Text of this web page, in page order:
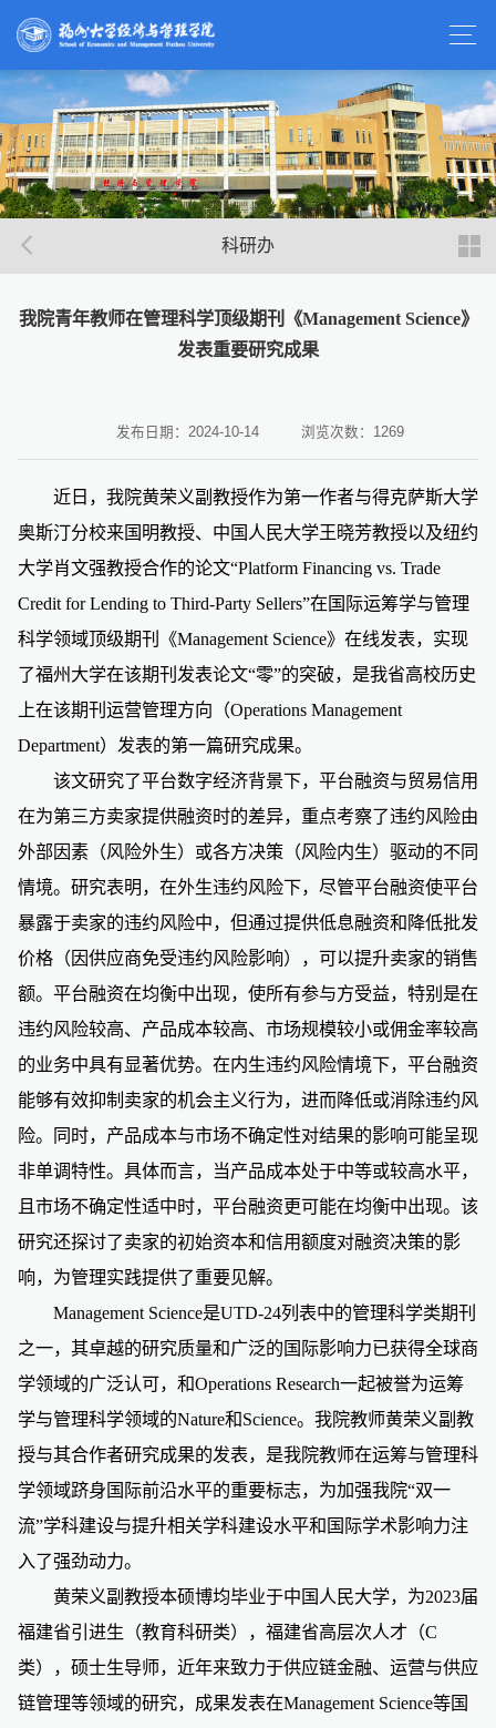
科研办
我院青年教师在管理科学顶级期刊《Management Science》
发表重要研究成果
发布日期：2024-10-14 浏览次数： 1269
近日，我院黄荣义副教授作为第一作者与得克萨斯大学
奥斯汀分校来国明教授、中国人民大学王晓芳教授以及纽约
大学肖文强教授合作的论文“Platform Financing vs. Trade
Credit for Lending to Third-Party Sellers”在国际运筹学与管理
科学领域顶级期刊《Management Science》在线发表，实现
了福州大学在该期刊发表论文“零”的突破，是我省高校历史
上在该期刊运营管理方向（Operations Management
Department）发表的第一篇研究成果。
该文研究了平台数字经济背景下，平台融资与贸易信用
在为第三方卖家提供融资时的差异，重点考察了违约风险由
外部因素（风险外生）或各方决策（风险内生）驱动的不同
情境。研究表明，在外生违约风险下， 尽管平台融资使平台
暴露于卖家的违约风险中，但通过提供低息融资和降低批发
价格（因供应商免受违约风险影响），可以提升卖家的销售
额。平台融资在均衡中出现， 使所有参与方受益， 特别是在
违约风险较高、产品成本较高、市场规模较小或佣金率较高
的业务中具有显著优势。在内生违约风险情境下，平台融资
能够有效抑制卖家的机会主义行为，进而降低或消除违约风
险。同时，产品成本与市场不确定性对结果的影响可能呈现
非单调特性。具体而言，当产品成本处于中等或较高水平，
且市场不确定性适中时，平台融资更可能在均衡中出现。该
研究还探讨了卖家的初始资本和信用额度对融资决策的影
响， 为管理实践提供了重要见解。
Management Science是UTD-24列表中的管理科学类期刊
之一，其卓越的研究质量和广泛的国际影响力已获得全球商
学领域的广泛认可，和Operations Research一起被誉为运筹
学与管理科学领域的Nature和Science。我院教师黄荣义副教
授与其合作者研究成果的发表，是我院教师在运筹与管理科
学领域跻身国际前沿水平的重要标志，为加强我院“双一
流”学科建设与提升相关学科建设水平和国际学术影响力注
入了强劲动力。
黄荣义副教授本硕博均毕业于中国人民大学，为2023届
福建省引进生（教育科研类），福建省高层次人才（C
类），硕士生导师，近年来致力于供应链金融、运营与供应
链管理等领域的研究，成果发表在Management Science等国